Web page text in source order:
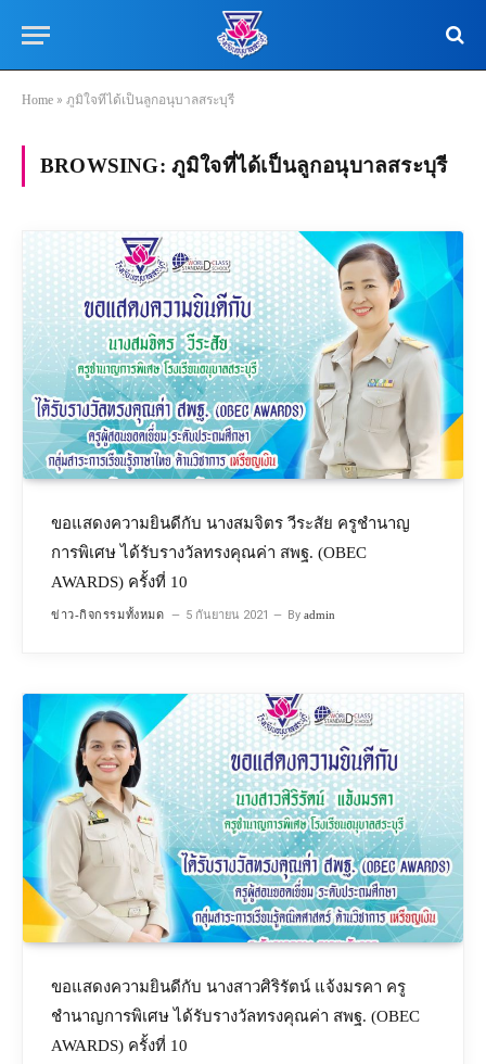
Home » ภูมิใจที่ได้เป็นลูกอนุบาลสระบุรี
BROWSING: ภูมิใจที่ได้เป็นลูกอนุบาลสระบุรี
ขอแสดงความยินดีกับ นางสมจิตร วีระสัย ครูชำนาญ
การพิเศษ ได้รับรางวัลทรงคุณค่า สพฐ. (OBEC
AWARDS) ครั้งที่ 10
ข่าว-กิจกรรมทั้งหมด 5 กันยายน 2021 By admin
ขอแสดงความยินดีกับ นางสาวศิริรัตน์ แจ้งมรคา ครู
ชำนาญการพิเศษ ได้รับรางวัลทรงคุณค่า สพฐ. (OBEC
AWARDS) ครั้งที่ 10